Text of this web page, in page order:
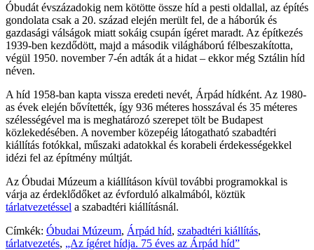
Óbudát évszázadokig nem kötötte össze híd a pesti oldallal, az építés
gondolata csak a 20. század elején merült fel, de a háborúk és
gazdasági válságok miatt sokáig csupán ígéret maradt. Az építkezés
1939-ben kezdődött, majd a második világháború félbeszakította,
végül 1950. november 7-én adták át a hidat – ekkor még Sztálin híd
néven.
A híd 1958-ban kapta vissza eredeti nevét, Árpád hídként. Az 1980-
as évek elején bővítették, így 936 méteres hosszával és 35 méteres
szélességével ma is meghatározó szerepet tölt be Budapest
közlekedésében. A november közepéig látogatható szabadtéri
kiállítás fotókkal, műszaki adatokkal és korabeli érdekességekkel
idézi fel az építmény múltját.
Az Óbudai Múzeum a kiállításon kívül további programokkal is
várja az érdeklődőket az évforduló alkalmából, köztük
tárlatvezetéssel a szabadtéri kiállításnál.
Címkék: Óbudai Múzeum, Árpád híd, szabadtéri kiállítás,
tárlatvezetés, „Az ígéret hídja. 75 éves az Árpád híd”